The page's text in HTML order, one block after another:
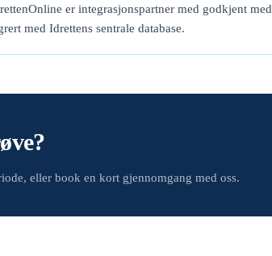
er integrasjonspartner med godkjent
med Idrettens sentrale database.
eller book en kort gjennomgang med oss.